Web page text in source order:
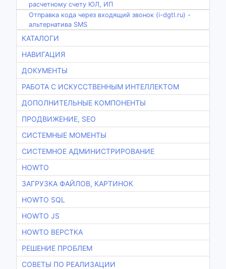
расчетному счету ЮЛ, ИП
Отправка кода через входящий звонок (i-dgtl.ru) -
альтернатива SMS
КАТАЛОГИ
НАВИГАЦИЯ
ДОКУМЕНТЫ
РАБОТА С ИСКУССТВЕННЫМ ИНТЕЛЛЕКТОМ
ДОПОЛНИТЕЛЬНЫЕ КОМПОНЕНТЫ
ПРОДВИЖЕНИЕ, SEO
СИСТЕМНЫЕ МОМЕНТЫ
СИСТЕМНОЕ АДМИНИСТРИРОВАНИЕ
HOWTO
ЗАГРУЗКА ФАЙЛОВ, КАРТИНОК
HOWTO SQL
HOWTO JS
HOWTO ВЕРСТКА
РЕШЕНИЕ ПРОБЛЕМ
СОВЕТЫ ПО РЕАЛИЗАЦИИ